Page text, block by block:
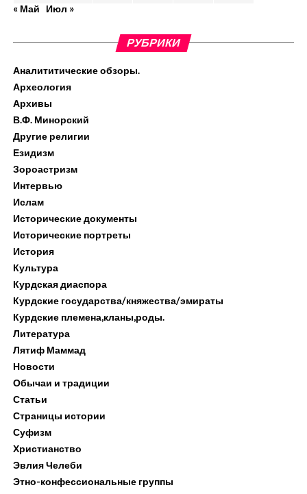
« Май
Июл »
РУБРИКИ
Аналититические обзоры.
Археология
Архивы
В.Ф. Минорский
Другие религии
Езидизм
Зороастризм
Интервью
Ислам
Исторические документы
Исторические портреты
История
Культура
Курдская диаспора
Курдские государства/княжества/эмираты
Курдские племена,кланы,роды.
Литература
Лятиф Маммад
Новости
Обычаи и традиции
Статьи
Страницы истории
Суфизм
Христианство
Эвлия Челеби
Этно-конфессиональные группы